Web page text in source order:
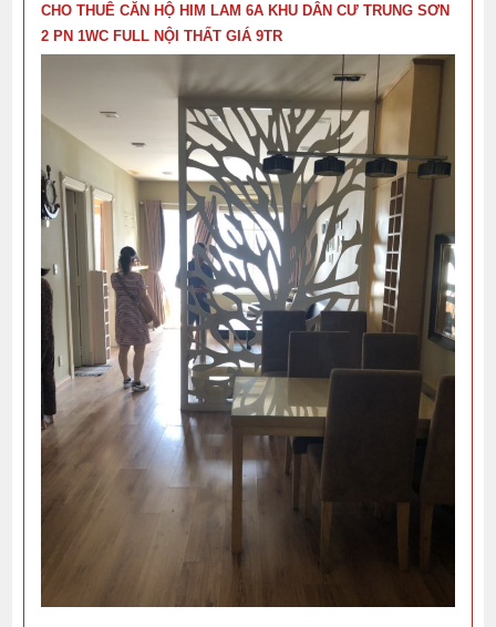
CHO THUÊ CĂN HỘ HIM LAM 6A KHU DÂN CƯ TRUNG SƠN
2 PN 1WC FULL NỘI THẤT GIÁ 9TR